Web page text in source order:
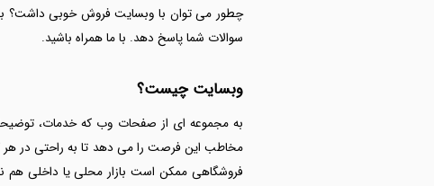
چطور می توان با وبسایت فروش خوبی داشت؟
سوالات شما پاسخ دهد. با ما همراه باشید.
وبسایت چیست؟
به مجموعه ای از صفحات وب که خدمات،
مخاطب این فرصت را می دهد تا به راحتی در هر
فروشگاهی ممکن است بازار محلی یا داخلی هم